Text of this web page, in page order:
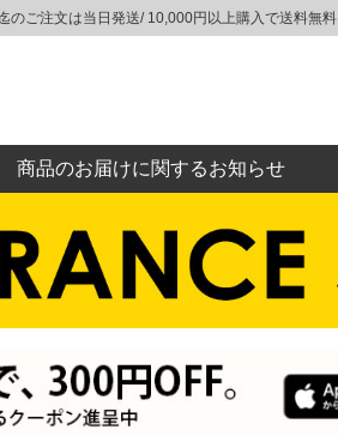
のご注文は当日発送/ 10,000円以上購入で送料無料
商品のお届けに関するお知らせ